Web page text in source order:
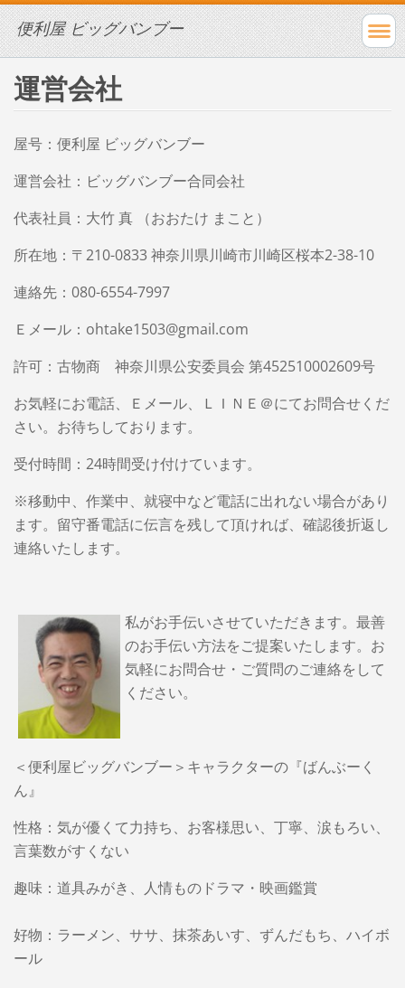
便利屋 ビッグバンブー
運営会社
屋号：便利屋 ビッグバンブー
運営会社：ビッグバンブー合同会社
代表社員：大竹 真 （おおたけ まこと）
所在地：〒210-0833 神奈川県川崎市川崎区桜本2-38-10
連絡先：080-6554-7997
Ｅメール：ohtake1503@gmail.com
許可：古物商 神奈川県公安委員会 第452510002609号
お気軽にお電話、Ｅメール、ＬＩＮＥ＠にてお問合せくだ
さい。お待ちしております。
受付時間：24時間受け付けています。
※移動中、作業中、就寝中など電話に出れない場合があり
ます。留守番電話に伝言を残して頂ければ、確認後折返し
連絡いたします。
私がお手伝いさせていただきます。最善
のお手伝い方法をご提案いたします。 お
気軽にお問合せ・ご質問のご連絡をして
ください。
＜便利屋ビッグバンブー＞キャラクターの『ばんぶーく
ん』
性格：気が優くて力持ち、お客様思い、丁寧、涙もろい、
言葉数がすくない
趣味：道具みがき、人情ものドラマ・映画鑑賞
好物：ラーメン、ササ、抹茶あいす、ずんだもち、ハイボ
ール